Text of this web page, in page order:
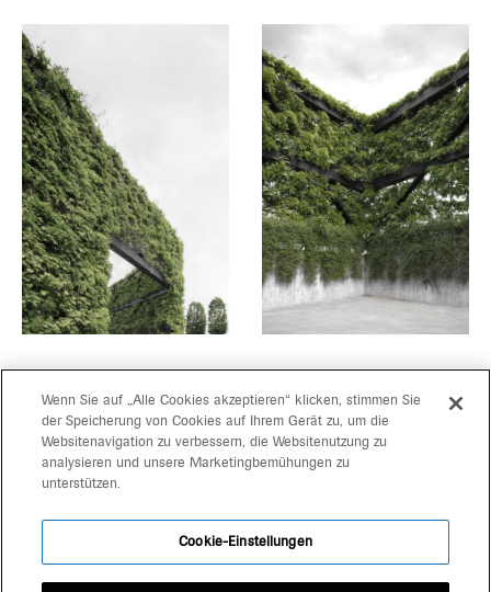
progetti
gerd bergmeister arch
schlachthausgasse 3
39042 brixen
Wenn Sie auf „Alle Cookies akzeptieren“ klicken, stimmen Sie
der Speicherung von Cookies auf Ihrem Gerät zu, um die
Websitenavigation zu verbessern, die Websitenutzung zu
analysieren und unsere Marketingbemühungen zu
unterstützen.
Cookie-Einstellungen